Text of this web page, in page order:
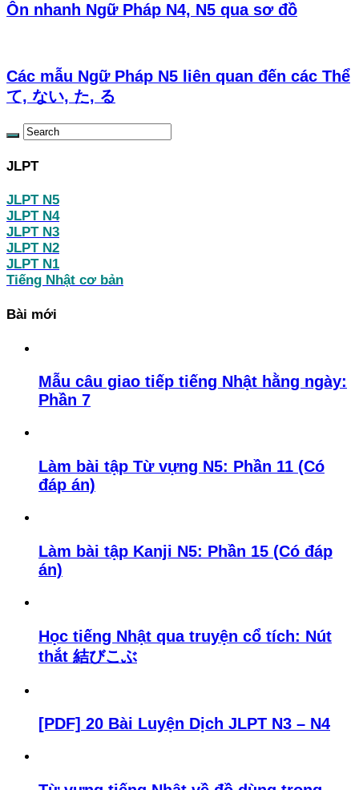
Ôn nhanh Ngữ Pháp N4, N5 qua sơ đồ
Các mẫu Ngữ Pháp N5 liên quan đến các Thể
て, ない, た, る
JLPT
JLPT N5
JLPT N4
JLPT N3
JLPT N2
JLPT N1
Tiếng Nhật cơ bản
Bài mới
Mẫu câu giao tiếp tiếng Nhật hằng ngày:
Phần 7
Làm bài tập Từ vựng N5: Phần 11 (Có
đáp án)
Làm bài tập Kanji N5: Phần 15 (Có đáp
án)
Học tiếng Nhật qua truyện cổ tích: Nút
thắt 結びこぶ
[PDF] 20 Bài Luyện Dịch JLPT N3 – N4